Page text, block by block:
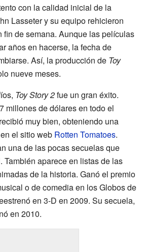
con la calidad inicial de la
Lasseter y su equipo rehicieron
fin de semana. Aunque las películas
años en hacerse, la fecha de
Así, la producción de Toy
nueve meses.
Toy Story 2fue un gran éxito.
millones de dólares en todo el
muy bien, obteniendo una
el sitio web Rotten Tomatoes.
una de las pocas secuelas que
También aparece en listas de las
de la historia. Ganó el premio
o de comedia en los Globos de
en 3-D en 2009. Su secuela,
en 2010.